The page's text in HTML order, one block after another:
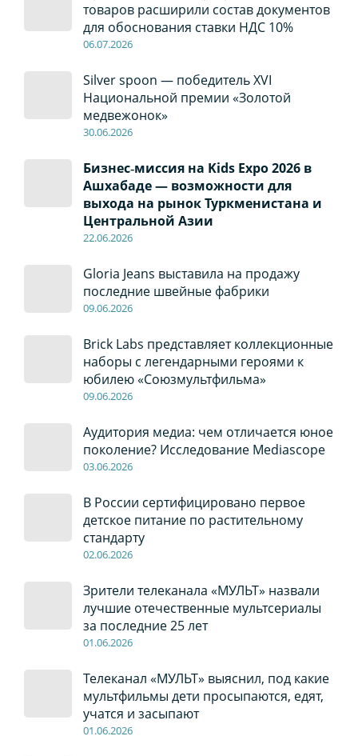
товаров расширили состав документов
для обоснования ставки НДС 10%
06.07.2026
Silver spoon — победитель XVI
Национальной премии «Золотой
медвежонок»
30.06.2026
Бизнес‑миссия на Kids Expo 2026 в
Ашхабаде — возможности для
выхода на рынок Туркменистана и
Центральной Азии
22.06.2026
Gloria Jeans выставила на продажу
последние швейные фабрики
09.06.2026
Brick Labs представляет коллекционные
наборы с легендарными героями к
юбилею «Союзмультфильма»
09.06.2026
Аудитория медиа: чем отличается юное
поколение? Исследование Mediascope
03.06.2026
В России сертифицировано первое
детское питание по растительному
стандарту
02.06.2026
Зрители телеканала «МУЛЬТ» назвали
лучшие отечественные мультсериалы
за последние 25 лет
01.06.2026
Телеканал «МУЛЬТ» выяснил, под какие
мультфильмы дети просыпаются, едят,
учатся и засыпают
01.06.2026